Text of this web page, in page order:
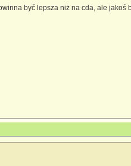
być lepsza niż na cda, ale jakoś